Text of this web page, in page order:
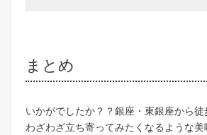
まとめ
いかがでしたか？？銀座・東銀座から徒
わざわざ立ち寄ってみたくなるような